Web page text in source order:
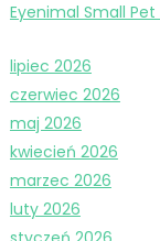
Eyenimal Small
lipiec 2026
czerwiec 2026
maj 2026
kwiecień 2026
marzec 2026
luty 2026